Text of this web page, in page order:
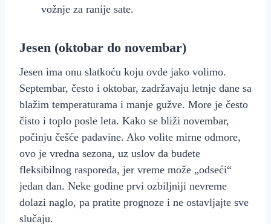
vožnje za ranije sate.
Jesen (oktobar do novembar)
Jesen ima onu slatkoću koju ovde jako volimo.
Septembar, često i oktobar, zadržavaju letnje dane sa
blažim temperaturama i manje gužve. More je često
čisto i toplo posle leta. Kako se bliži novembar,
počinju češće padavine. Ako volite mirne odmore,
ovo je vredna sezona, uz uslov da budete
fleksibilnog rasporeda, jer vreme može „odseći“
jedan dan. Neke godine prvi ozbiljniji nevreme
dolazi naglo, pa pratite prognoze i ne ostavljajte sve
slučaju.